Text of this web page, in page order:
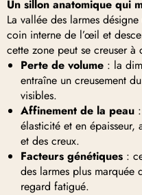
Un sillon anatomique qui
La vallée des larmes
coin interne de l’œil et
cette zone peut se creuser à
Perte de volume : la
entraîne un creusement
visibles.
Affinement de la peau
élasticité et en épaisseur,
et des creux.
Facteurs génétiques :
des larmes plus marquée
regard fatigué.